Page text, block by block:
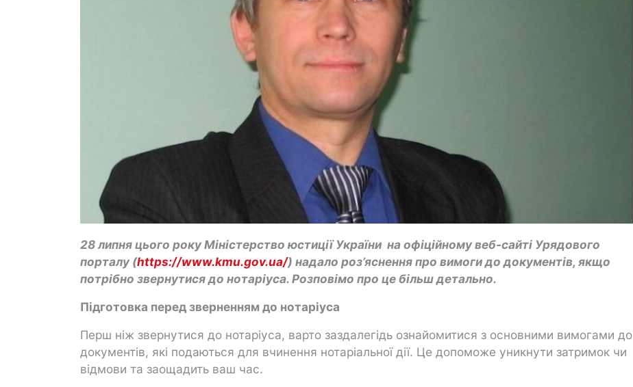
28 липня цього року Міністерство юстиції України на офіційному веб-сайті Урядового
порталу (https://www.kmu.gov.ua/) надало роз’яснення про вимоги до документів, якщо
потрібно звернутися до нотаріуса. Розповімо про це більш детально.
Підготовка перед зверненням до нотаріуса
Перш ніж звернутися до нотаріуса, варто заздалегідь ознайомитися з основними вимогами до
документів, які подаються для вчинення нотаріальної дії. Це допоможе уникнути затримок чи
відмови та заощадить ваш час.